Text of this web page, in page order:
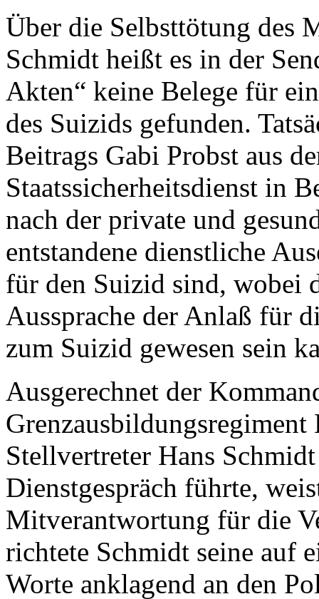
Über die Selbsttötung des
Schmidt heißt es in der
Akten“ keine Belege für
des Suizids gefunden.
Beitrags Gabi Probst aus
Staatssicherheitsdienst in
nach der private und
entstandene dienstliche
für den Suizid sind, wobei
Aussprache der Anlaß für
zum Suizid gewesen sein
Ausgerechnet der
Grenzausbildungsregiment
Stellvertreter Hans
Dienstgespräch führte,
Mitverantwortung für die
richtete Schmidt seine auf
Worte anklagend an den